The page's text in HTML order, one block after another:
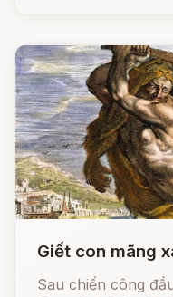
Giết con mãng
Sau chiến công